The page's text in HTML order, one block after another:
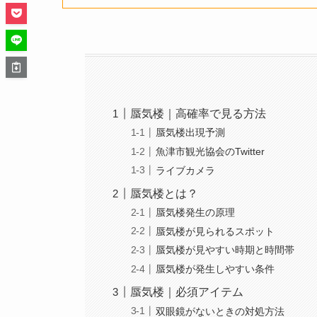
蜃気楼｜高確率で見る方法
蜃気楼出現予測
魚津市観光協会のTwitter
ライブカメラ
蜃気楼とは？
蜃気楼発生の原理
蜃気楼が見られるスポット
蜃気楼が見やすい時期と時間帯
蜃気楼が発生しやすい条件
蜃気楼｜必須アイテム
双眼鏡がないときの対処方法